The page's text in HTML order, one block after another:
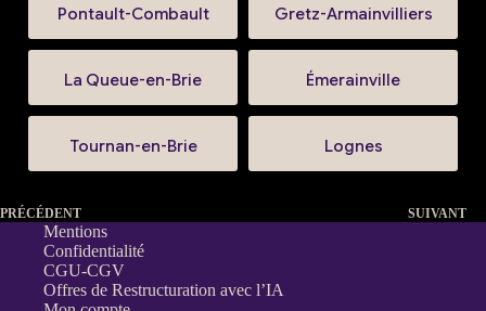
Pontault-Combault Gretz-Armainvilliers
La Queue-en-Brie Émerainville
Tournan-en-Brie Lognes
PRÉCÉDENT SUIVANT
Mentions
Confidentialité
CGU-CGV
Offres de Restructuration avec l’IA